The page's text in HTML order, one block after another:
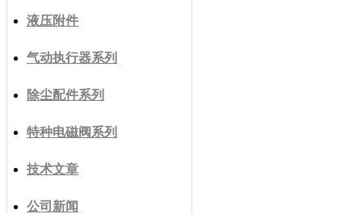
液压附件
气动执行器系列
除尘配件系列
特种电磁阀系列
技术文章
公司新闻